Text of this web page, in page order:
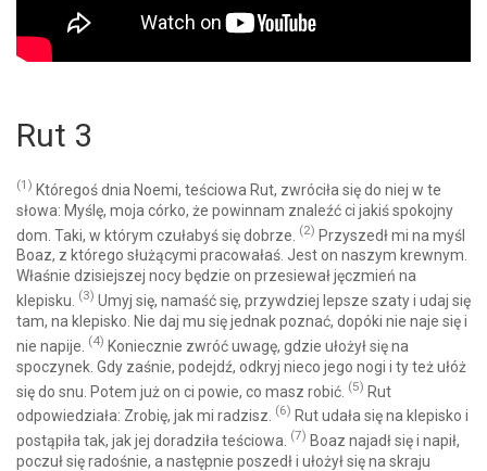
Rut 3
(1) Któregoś dnia Noemi, teściowa Rut, zwróciła się do niej w te
słowa: Myślę, moja córko, że powinnam znaleźć ci jakiś spokojny
dom. Taki, w którym czułabyś się dobrze. (2) Przyszedł mi na myśl
Boaz, z którego służącymi pracowałaś. Jest on naszym krewnym.
Właśnie dzisiejszej nocy będzie on przesiewał jęczmień na
klepisku. (3) Umyj się, namaść się, przywdziej lepsze szaty i udaj się
tam, na klepisko. Nie daj mu się jednak poznać, dopóki nie naje się i
nie napije. (4) Koniecznie zwróć uwagę, gdzie ułożył się na
spoczynek. Gdy zaśnie, podejdź, odkryj nieco jego nogi i ty też ułóż
się do snu. Potem już on ci powie, co masz robić. (5) Rut
odpowiedziała: Zrobię, jak mi radzisz. (6) Rut udała się na klepisko i
postąpiła tak, jak jej doradziła teściowa. (7) Boaz najadł się i napił,
poczuł się radośnie, a następnie poszedł i ułożył się na skraju